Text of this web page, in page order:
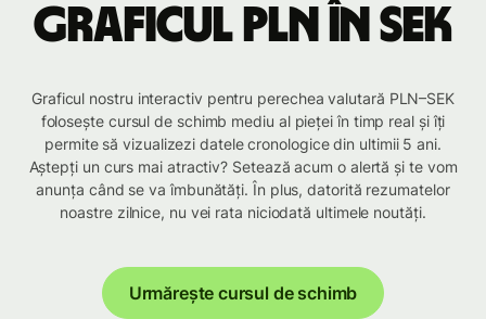
Graficul PLN în SEK
Graficul nostru interactiv pentru perechea valutară PLN–SEK
folosește cursul de schimb mediu al pieței în timp real și îți
permite să vizualizezi datele cronologice din ultimii 5 ani.
Aștepți un curs mai atractiv? Setează acum o alertă și te vom
anunța când se va îmbunătăți. În plus, datorită rezumatelor
noastre zilnice, nu vei rata niciodată ultimele noutăți.
Urmărește cursul de schimb